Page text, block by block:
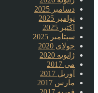
دسامبر 2025
نوامبر 2025
اکتبر 2025
سپتامبر 2025
جولای 2020
ژانویه 2020
می 2017
آوریل 2017
مارس 2017